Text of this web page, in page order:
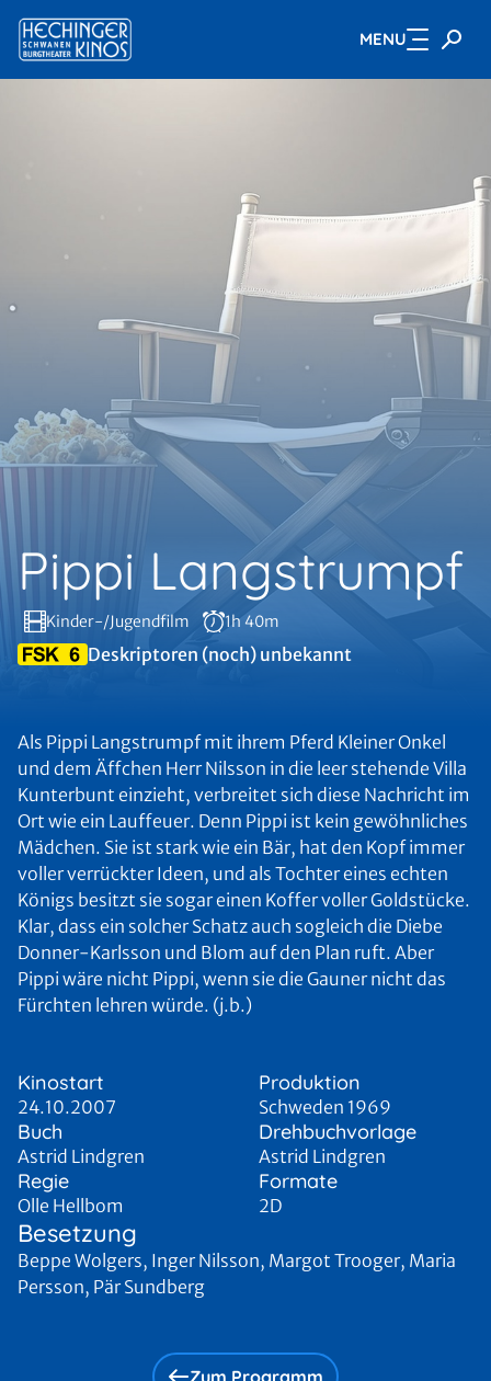
Zum Hauptinhalt springen MENU
Pippi Langstrumpf
Kinder-/Jugendfilm 1h 40m
Deskriptoren (noch) unbekannt
Als Pippi Langstrumpf mit ihrem Pferd Kleiner Onkel
und dem Äffchen Herr Nilsson in die leer stehende Villa
Kunterbunt einzieht, verbreitet sich diese Nachricht im
Ort wie ein Lauffeuer. Denn Pippi ist kein gewöhnliches
Mädchen. Sie ist stark wie ein Bär, hat den Kopf immer
voller verrückter Ideen, und als Tochter eines echten
Königs besitzt sie sogar einen Koffer voller Goldstücke.
Klar, dass ein solcher Schatz auch sogleich die Diebe
Donner-Karlsson und Blom auf den Plan ruft. Aber
Pippi wäre nicht Pippi, wenn sie die Gauner nicht das
Fürchten lehren würde. (j.b.)
Kinostart
24.10.2007
Produktion
Schweden 1969
Buch
Astrid Lindgren
Drehbuchvorlage
Astrid Lindgren
Regie
Olle Hellbom
Formate
2D
Besetzung
Beppe Wolgers, Inger Nilsson, Margot Trooger, Maria
Persson, Pär Sundberg
Zum Programm